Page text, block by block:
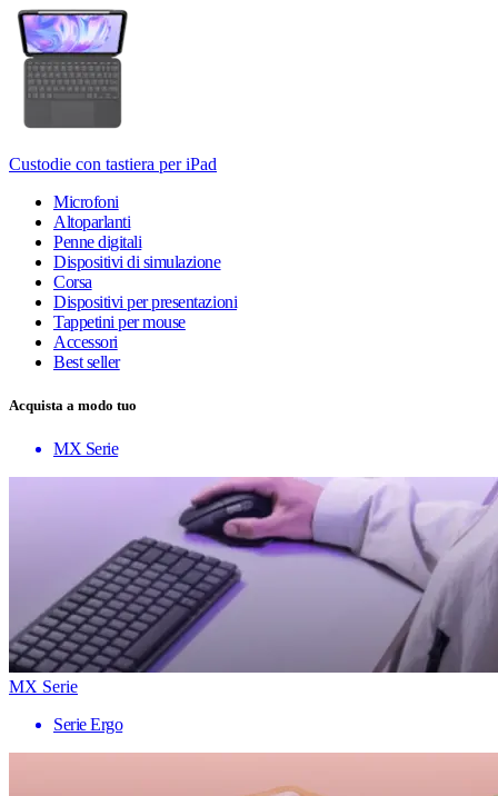
Custodie con tastiera per iPad
Microfoni
Altoparlanti
Penne digitali
Dispositivi di simulazione
Corsa
Dispositivi per presentazioni
Tappetini per mouse
Accessori
Best seller
Acquista a modo tuo
MX Serie
MX Serie
Serie Ergo